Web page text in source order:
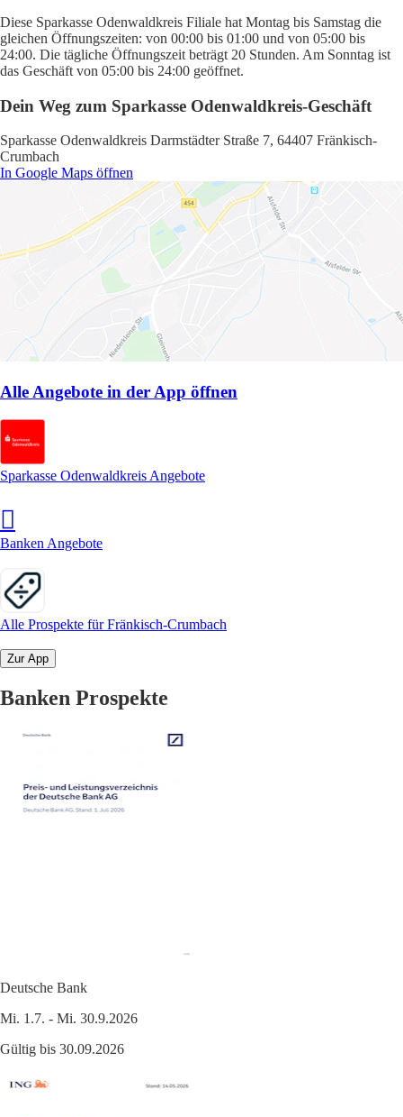
Diese Sparkasse Odenwaldkreis Filiale hat Montag bis Samstag die
gleichen Öffnungszeiten: von 00:00 bis 01:00 und von 05:00 bis
24:00. Die tägliche Öffnungszeit beträgt 20 Stunden. Am Sonntag ist
das Geschäft von 05:00 bis 24:00 geöffnet.
Dein Weg zum Sparkasse Odenwaldkreis-Geschäft
Sparkasse Odenwaldkreis Darmstädter Straße 7, 64407 Fränkisch-
Crumbach
In Google Maps öffnen
Alle Angebote in der App öffnen
Sparkasse Odenwaldkreis Angebote
Banken Angebote
Alle Prospekte für Fränkisch-Crumbach
Zur App
Banken Prospekte
Deutsche Bank
Mi. 1.7. - Mi. 30.9.2026
Gültig bis 30.09.2026